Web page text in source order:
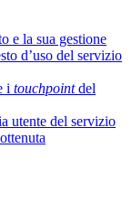
e la sua gestione
d’uso del servizio
i touchpointdel
utente del servizio